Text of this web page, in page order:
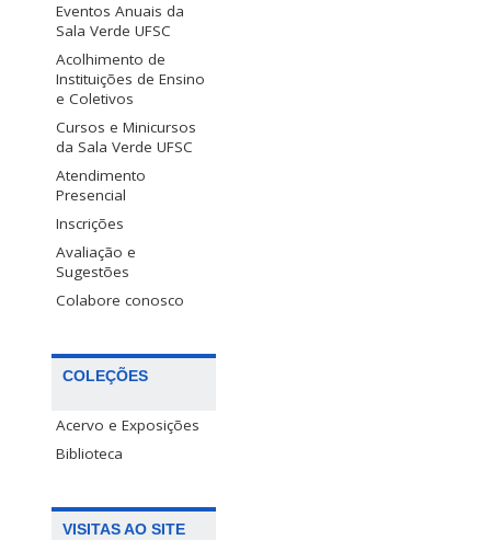
Eventos Anuais da
Sala Verde UFSC
Acolhimento de
Instituições de Ensino
e Coletivos
Cursos e Minicursos
da Sala Verde UFSC
Atendimento
Presencial
Inscrições
Avaliação e
Sugestões
Colabore conosco
COLEÇÕES
Acervo e Exposições
Biblioteca
VISITAS AO SITE